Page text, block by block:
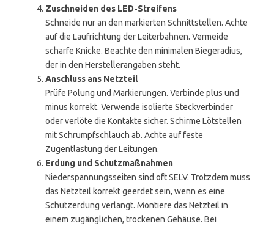
Zuschneiden des LED-Streifens
Schneide nur an den markierten Schnittstellen. Achte
auf die Laufrichtung der Leiterbahnen. Vermeide
scharfe Knicke. Beachte den minimalen Biegeradius,
der in den Herstellerangaben steht.
Anschluss ans Netzteil
Prüfe Polung und Markierungen. Verbinde plus und
minus korrekt. Verwende isolierte Steckverbinder
oder verlöte die Kontakte sicher. Schirme Lötstellen
mit Schrumpfschlauch ab. Achte auf feste
Zugentlastung der Leitungen.
Erdung und Schutzmaßnahmen
Niederspannungsseiten sind oft SELV. Trotzdem muss
das Netzteil korrekt geerdet sein, wenn es eine
Schutzerdung verlangt. Montiere das Netzteil in
einem zugänglichen, trockenen Gehäuse. Bei